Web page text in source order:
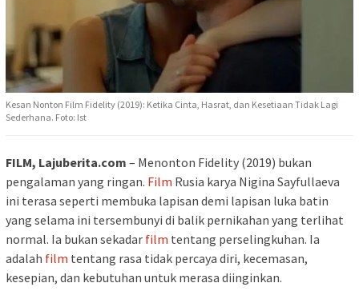
Kesan Nonton Film Fidelity (2019): Ketika Cinta, Hasrat, dan Kesetiaan Tidak Lagi
Sederhana. Foto: Ist
FILM, Lajuberita.com – Menonton Fidelity (2019) bukan
pengalaman yang ringan. Film Rusia karya Nigina Sayfullaeva
ini terasa seperti membuka lapisan demi lapisan luka batin
yang selama ini tersembunyi di balik pernikahan yang terlihat
normal. Ia bukan sekadar film tentang perselingkuhan. Ia
adalah film tentang rasa tidak percaya diri, kecemasan,
kesepian, dan kebutuhan untuk merasa diinginkan.